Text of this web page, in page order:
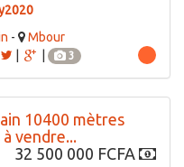
-
Mbour
3
10400 mètres
vendre...
32 500 000 FCFA